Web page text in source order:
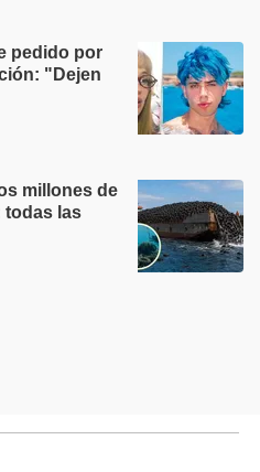
pedido por
"Dejen
millones de
todas las